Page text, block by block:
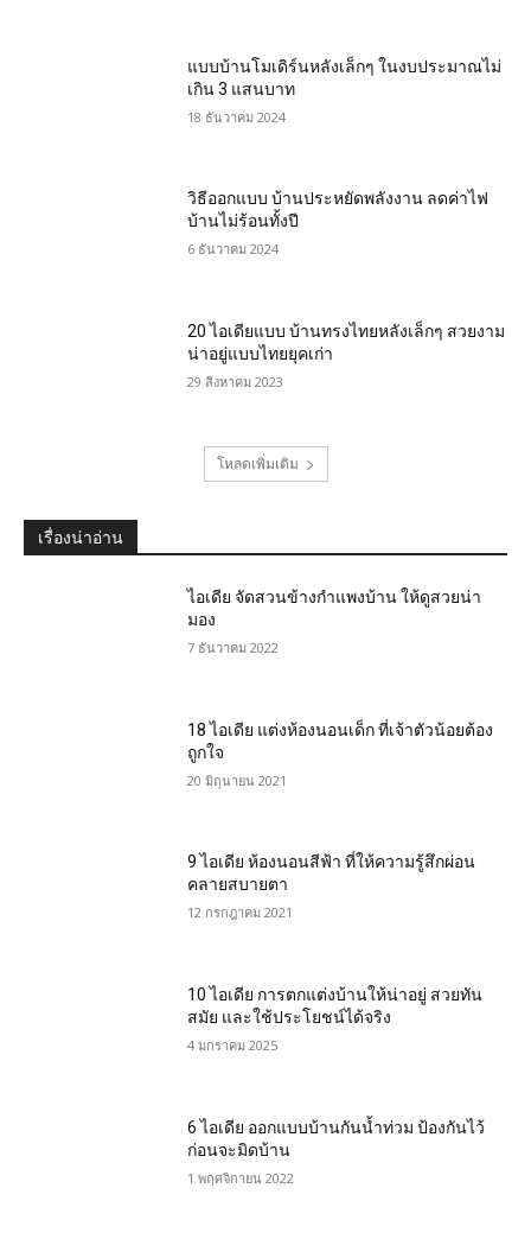
แบบบ้านโมเดิร์นหลังเล็กๆ ในงบประมาณไม่
เกิน 3 แสนบาท
18 ธันวาคม 2024
วิธีออกแบบ บ้านประหยัดพลังงาน ลดค่าไฟ
บ้านไม่ร้อนทั้งปี
6 ธันวาคม 2024
20 ไอเดียแบบ บ้านทรงไทยหลังเล็กๆ สวยงาม
น่าอยู่แบบไทยยุคเก่า
29 สิงหาคม 2023
โหลดเพิ่มเติม
เรื่องน่าอ่าน
ไอเดีย จัดสวนข้างกําแพงบ้าน ให้ดูสวยน่า
มอง
7 ธันวาคม 2022
18 ไอเดีย แต่งห้องนอนเด็ก ที่เจ้าตัวน้อยต้อง
ถูกใจ
20 มิถุนายน 2021
9 ไอเดีย ห้องนอนสีฟ้า ที่ให้ความรู้สึกผ่อน
คลายสบายตา
12 กรกฎาคม 2021
10 ไอเดีย การตกแต่งบ้านให้น่าอยู่ สวยทัน
สมัย และใช้ประโยชน์ได้จริง
4 มกราคม 2025
6 ไอเดีย ออกแบบบ้านกันน้ำท่วม ป้องกันไว้
ก่อนจะมิดบ้าน
1 พฤศจิกายน 2022